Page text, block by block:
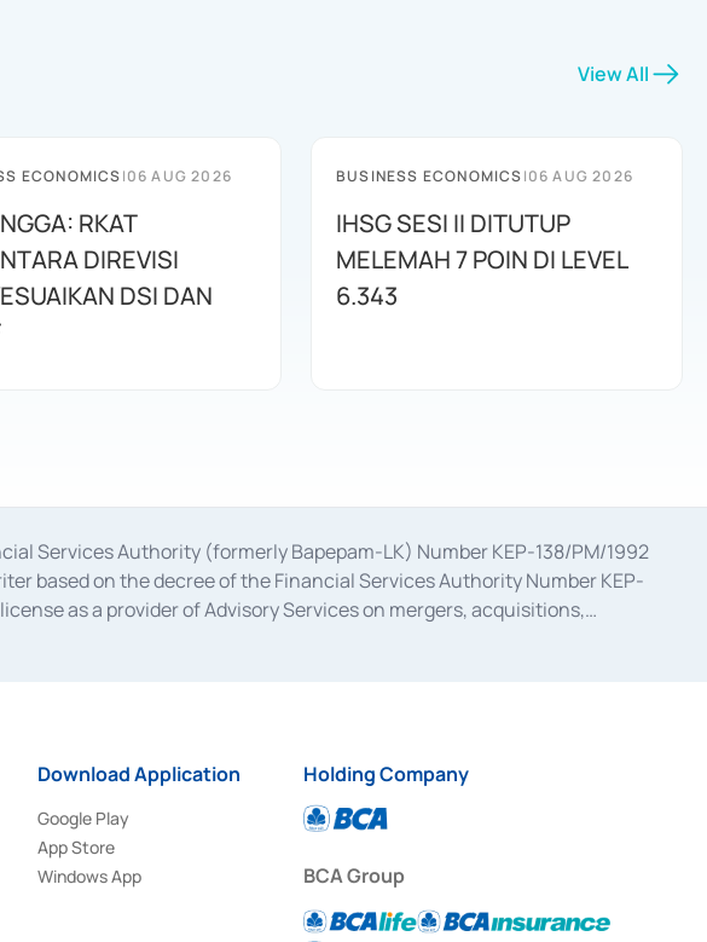
View All
ECONOMICS|06 AUG 2026
RKAT
DIREVISI
DSI DAN
BUSINESS ECONOMICS|06 AUG 2026
IHSG SESI II DITUTUP
MELEMAH 7 POIN DI LEVEL
6.343
Services Authority (formerly Bapepam-LK) Number KEP-138/PM/1992
based on the decree of the Financial Services Authority Number KEP-
as a provider of Advisory Services on mergers, acquisitions,
2014 dated February 28, 2014, a business license as a provider of
Download Application
Google Play
App Store
Windows App
Holding Company
BCA Group